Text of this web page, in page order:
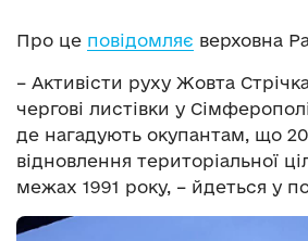
Про це повідомляє верховна
– Активісти руху Жовта
чергові листівки у
де нагадують окупантам, що
відновлення територіальної
межах 1991 року, – йдеться у